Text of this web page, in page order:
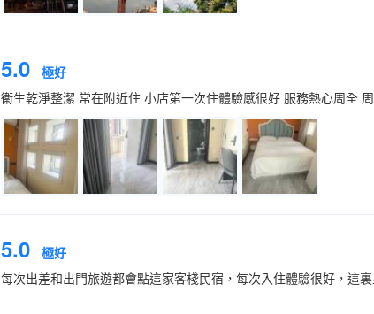
5.0 極好
衞生乾淨整潔 常在附近住 小店第一次住體驗感很好 服務熱心周全
5.0 極好
每次出差和出門旅遊都會點這家客棧民宿，每次入住體驗很好，這